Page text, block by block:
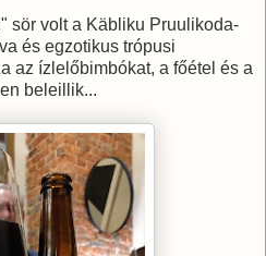
sör volt a Käbliku Pruulikoda-
és egzotikus trópusi
az ízlelőbimbókat, a főétel és a
beleillik...